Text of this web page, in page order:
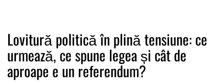
Lovitură politică în plină tensiune: ce
urmează, ce spune legea și cât de
aproape e un referendum?